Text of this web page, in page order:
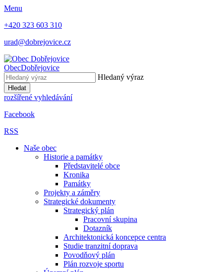
Menu
+420 323 603 310
urad@dobrejovice.cz
ObecDobřejovice
Hledaný výraz
Hledat
rozšířené vyhledávání
Facebook
RSS
Naše obec
Historie a památky
Představitelé obce
Kronika
Památky
Projekty a záměry
Strategické dokumenty
Strategický plán
Pracovní skupina
Dotazník
Architektonická koncepce centra
Studie tranzitní doprava
Povodňový plán
Plán rozvoje sportu